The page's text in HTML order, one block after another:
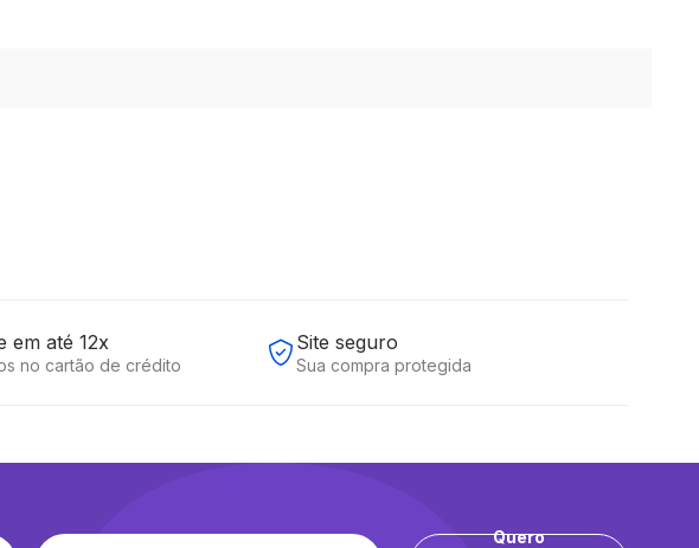
em até 12x
no cartão de crédito
Site seguro
Sua compra protegida
Quero